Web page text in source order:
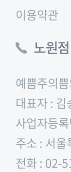
이용약관
노원
예쁨주의
대표자 : 김
사업자등
주소 : 서
전화 : 02-